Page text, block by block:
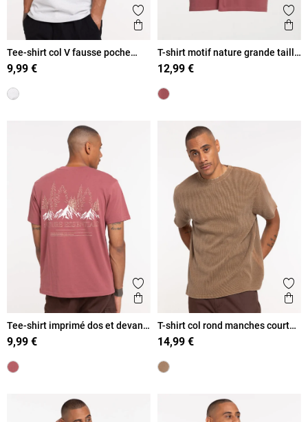
Ajouter aux favoris
Aperçu rapide
Tee-shirt col V fausse poche
homme
9,99 €
T-shirt motif nature grande taille
homme
12,99 €
Ajouter aux favoris
Aperçu rapide
Tee-shirt imprimé dos et devant
homme
9,99 €
T-shirt col rond manches courtes
homme
14,99 €